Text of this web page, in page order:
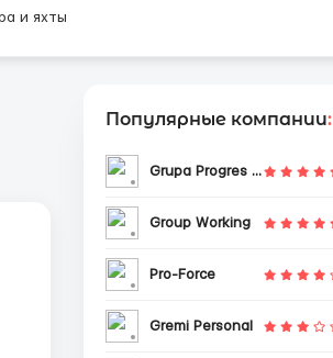
и яхты
Популярные компании:
Grupa Progres Sp. z o.o.
Group Working
Pro-Force
Gremi Personal